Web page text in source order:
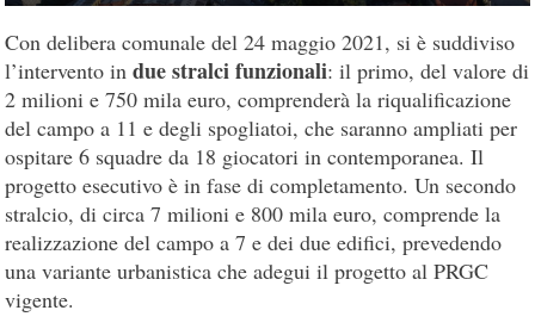
Con delibera comunale del 24 maggio 2021, si è suddiviso
l’intervento indue stralci funzionali: il primo, del valore di
2 milioni e 750 mila euro, comprenderà la riqualificazione
del campo a 11 e degli spogliatoi, che saranno ampliati per
ospitare 6 squadre da 18 giocatori in contemporanea. Il
progetto esecutivo è in fase di completamento. Un secondo
stralcio, di circa 7 milioni e 800 mila euro, comprende la
realizzazione del campo a 7 e dei due edifici, prevedendo
una variante urbanistica che adegui il progetto al PRGC
vigente.